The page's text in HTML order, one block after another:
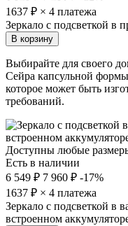
1637 ₽ × 4 платежа
Зеркало с подсветкой в
В корзину
Выбирайте для своего
Сейра капсульной
которое может быть
требований.
Доступны любые
Есть в наличии
6 549 ₽ 7 960 ₽ -17%
1637 ₽ × 4 платежа
Зеркало с подсветкой в
встроенном